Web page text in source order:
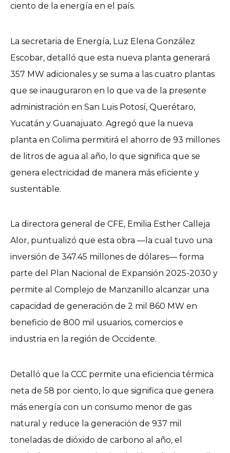
ciento de la energía en el país.
La secretaria de Energía, Luz Elena González
Escobar, detalló que esta nueva planta generará
357 MW adicionales y se suma a las cuatro plantas
que se inauguraron en lo que va de la presente
administración en San Luis Potosí, Querétaro,
Yucatán y Guanajuato. Agregó que la nueva
planta en Colima permitirá el ahorro de 93 millones
de litros de agua al año, lo que significa que se
genera electricidad de manera más eficiente y
sustentable.
La directora general de CFE, Emilia Esther Calleja
Alor, puntualizó que esta obra —la cual tuvo una
inversión de 347.45 millones de dólares— forma
parte del Plan Nacional de Expansión 2025-2030 y
permite al Complejo de Manzanillo alcanzar una
capacidad de generación de 2 mil 860 MW en
beneficio de 800 mil usuarios, comercios e
industria en la región de Occidente.
Detalló que la CCC permite una eficiencia térmica
neta de 58 por ciento, lo que significa que genera
más energía con un consumo menor de gas
natural y reduce la generación de 937 mil
toneladas de dióxido de carbono al año, el